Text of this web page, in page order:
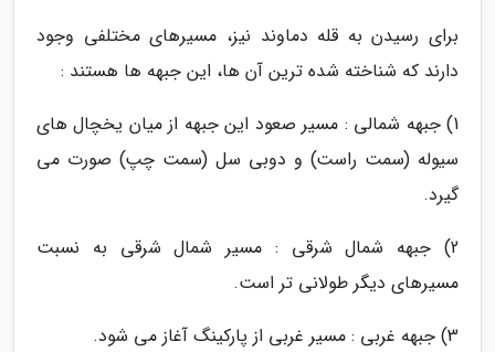
برای رسیدن به قله دماوند نیز، مسیرهای مختلفی وجود
دارند که شناخته شده ترین آن ها، این جبهه ها هستند :
1) جبهه شمالی : مسیر صعود این جبهه از میان یخچال های
سیوله (سمت راست) و دوبی سل (سمت چپ) صورت می
گیرد.
2) جبهه شمال شرقی : مسیر شمال شرقی به نسبت
مسیرهای دیگر طولانی تر است.
3) جبهه غربی : مسیر غربی از پارکینگ آغاز می شود.